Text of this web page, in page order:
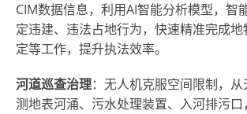
CIM数据信息，利用AI智能分析模型，智
定违建、违法占地行为，快速精准完成
定等工作，提升执法效率。
河道巡查治理：无人机克服空间限制，
测地表河涌、污水处理装置、入河排污